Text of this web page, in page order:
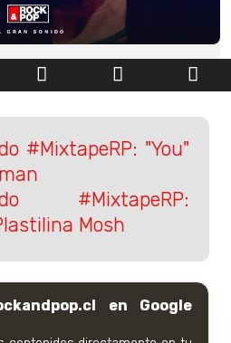
#MixtapeRP: "You"
#MixtapeRP:
Mosh
en Google